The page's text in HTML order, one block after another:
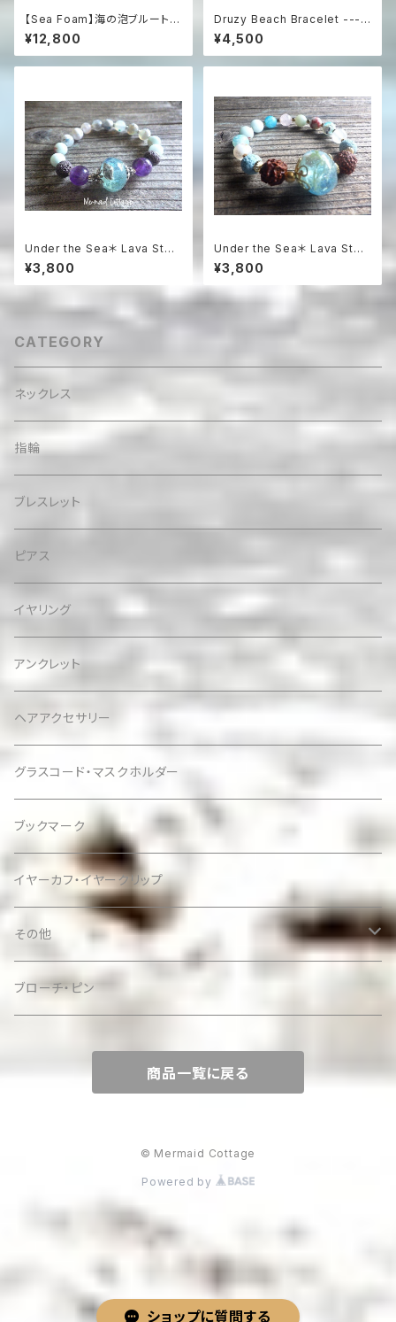
ショップに質問する
【Sea Foam】海の泡ブルートパ
ーズの燻しシルバーリング（Silv
er925）
¥12,800
Druzy Beach Bracelet ---b
lue druzy & shell
¥4,500
Under the Sea＊ Lava Ston
e Aroma Essential Oil Diffu
ser Bracelet☆海のアロマブ
レスレット
¥3,800
Under the Sea＊ Lava Ston
e Diffuser Bracelet 暗闇で
光る浅瀬の海アロマブレスレッ
ト
¥3,800
CATEGORY
ネックレス
指輪
ブレスレット
ピアス
イヤリング
アンクレット
ヘアアクセサリー
グラスコード・マスクホルダー
ブックマーク
イヤーカフ・イヤークリップ
その他
ケース
ブローチ・ピン
商品一覧に戻る
© Mermaid Cottage
Powered by